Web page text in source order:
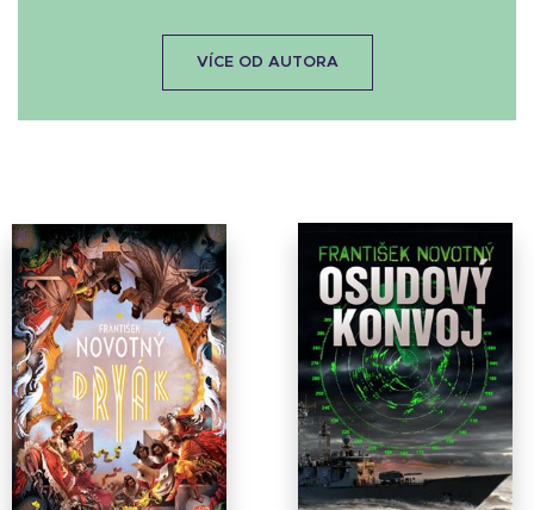
VÍCE OD AUTORA